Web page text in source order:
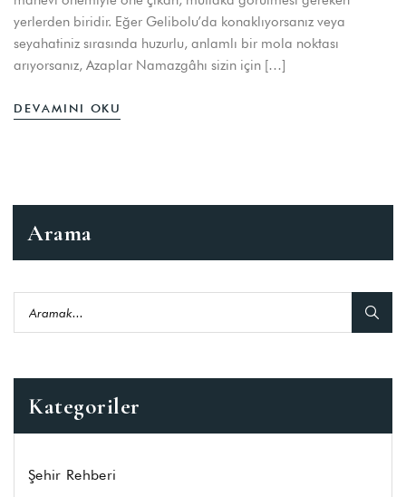
yerlerden biridir. Eğer Gelibolu’da konaklıyorsanız veya
seyahatiniz sırasında huzurlu, anlamlı bir mola noktası
arıyorsanız, Azaplar Namazgâhı sizin için […]
DEVAMINI OKU
Arama
Kategoriler
Şehir Rehberi